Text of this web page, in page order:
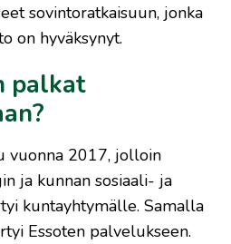
sovintoratkaisuun, jonka
on hyväksynyt.
palkat
vuonna 2017, jolloin
ja kunnan sosiaali- ja
kuntayhtymälle. Samalla
Essoten palvelukseen.